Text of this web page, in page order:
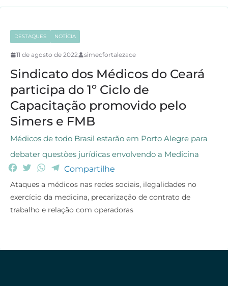
DESTAQUES NOTÍCIA
11 de agosto de 2022 simecfortalezace
Sindicato dos Médicos do Ceará
participa do 1º Ciclo de
Capacitação promovido pelo
Simers e FMB
Médicos de todo Brasil estarão em Porto Alegre para
debater questões jurídicas envolvendo a Medicina
F
c
e
b
i
t
t
W
a
t
s
T
l
e
g
Compartilhe
Ataques a médicos nas redes sociais, ilegalidades no
exercício da medicina, precarização de contrato de
trabalho e relação com operadoras